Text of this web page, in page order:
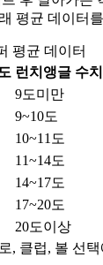
평균 데이터
평균 데이터
런치앵글 수치
9도미만
9~10도
10~11도
11~14도
14~17도
17~20도
20도이상
, 클럽, 볼 선택